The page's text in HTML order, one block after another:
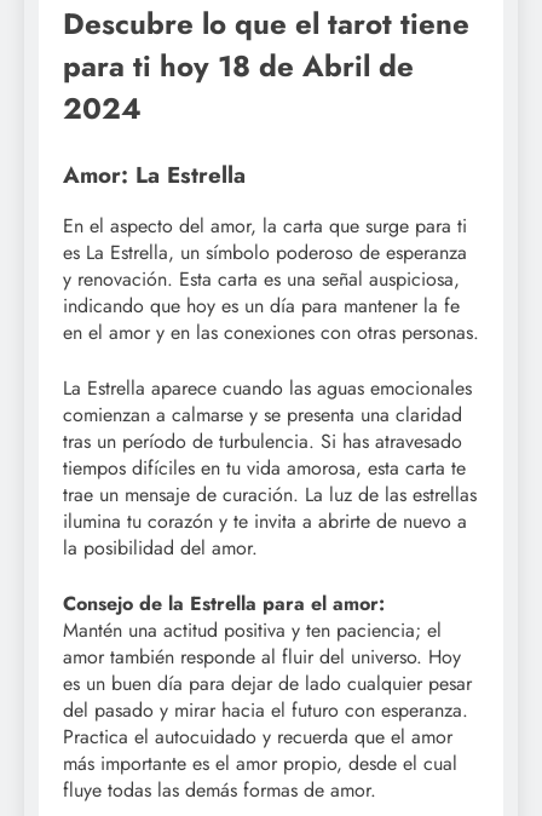
Descubre lo que el tarot tiene
para ti hoy 18 de Abril de
2024
Amor: La Estrella
En el aspecto del amor, la carta que surge para ti
es La Estrella, un símbolo poderoso de esperanza
y renovación. Esta carta es una señal auspiciosa,
indicando que hoy es un día para mantener la fe
en el amor y en las conexiones con otras personas.
La Estrella aparece cuando las aguas emocionales
comienzan a calmarse y se presenta una claridad
tras un período de turbulencia. Si has atravesado
tiempos difíciles en tu vida amorosa, esta carta te
trae un mensaje de curación. La luz de las estrellas
ilumina tu corazón y te invita a abrirte de nuevo a
la posibilidad del amor.
Consejo de la Estrella para el amor:
Mantén una actitud positiva y ten paciencia; el
amor también responde al fluir del universo. Hoy
es un buen día para dejar de lado cualquier pesar
del pasado y mirar hacia el futuro con esperanza.
Practica el autocuidado y recuerda que el amor
más importante es el amor propio, desde el cual
fluye todas las demás formas de amor.